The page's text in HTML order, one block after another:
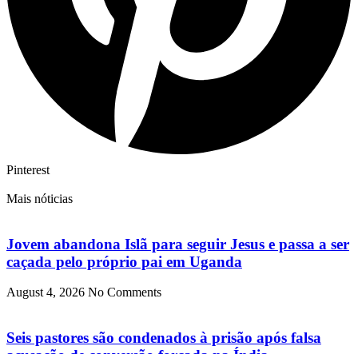
Pinterest
Mais nóticias
Jovem abandona Islã para seguir Jesus e passa a ser
caçada pelo próprio pai em Uganda
August 4, 2026 No Comments
Seis pastores são condenados à prisão após falsa